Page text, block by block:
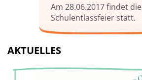
Am 28.06.2017 findet die
Schulentlassfeier statt.
AKTUELLES